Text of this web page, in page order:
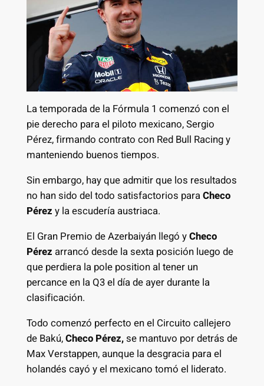
La temporada de la Fórmula 1 comenzó con el
pie derecho para el piloto mexicano, Sergio
Pérez, firmando contrato con Red Bull Racing y
manteniendo buenos tiempos.
Sin embargo, hay que admitir que los resultados
no han sido del todo satisfactorios paraCheco
Pérez y la escudería austriaca.
El Gran Premio de Azerbaiyán llegó yCheco
Pérez arrancó desde la sexta posición luego de
que perdiera la pole position al tener un
percance en la Q3 el día de ayer durante la
clasificación.
Todo comenzó perfecto en el Circuito callejero
de Bakú,Checo Pérez,se mantuvo por detrás de
Max Verstappen, aunque la desgracia para el
holandés cayó y el mexicano tomó el liderato.